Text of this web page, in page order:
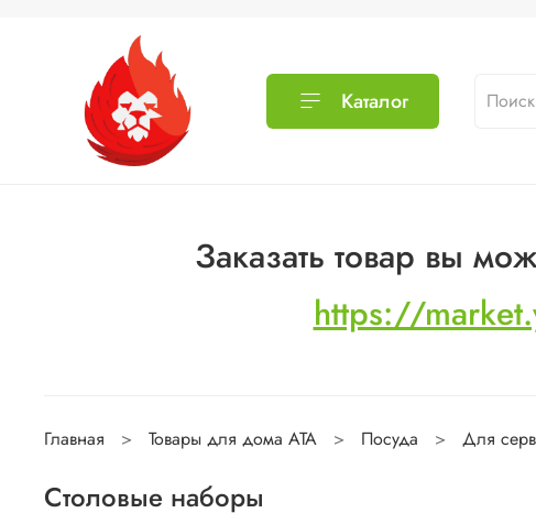
Каталог
Заказать товар вы
https://
Главная Товары для дома ATA Посуда Для
Столовые наборы